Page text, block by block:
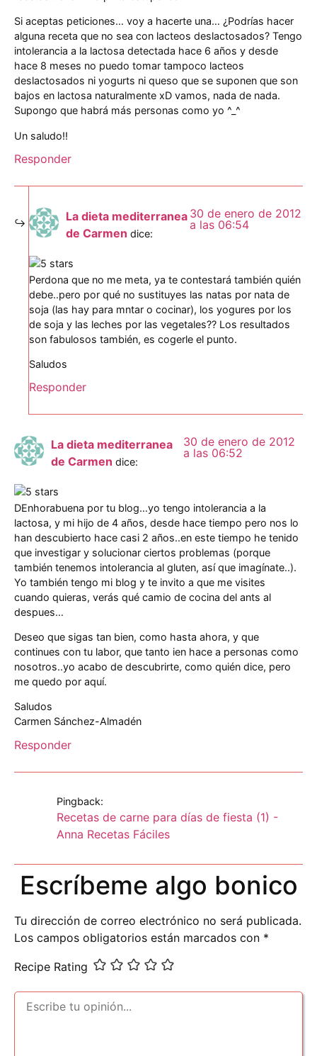
Si aceptas peticiones… voy a hacerte una… ¿Podrías hacer
alguna receta que no sea con lacteos deslactosados? Tengo
intolerancia a la lactosa detectada hace 6 años y desde
hace 8 meses no puedo tomar tampoco lacteos
deslactosados ni yogurts ni queso que se suponen que son
bajos en lactosa naturalmente xD vamos, nada de nada.
Supongo que habrá más personas como yo ^_^
Un saludo!!
Responder
La dieta mediterranea
de Carmen dice:
30 de enero de 2012
a las 06:54
Perdona que no me meta, ya te contestará también quién
debe..pero por qué no sustituyes las natas por nata de
soja (las hay para mntar o cocinar), los yogures por los
de soja y las leches por las vegetales?? Los resultados
son fabulosos también, es cogerle el punto.
Saludos
Responder
La dieta mediterranea
de Carmen dice:
30 de enero de 2012
a las 06:52
DEnhorabuena por tu blog…yo tengo intolerancia a la
lactosa, y mi hijo de 4 años, desde hace tiempo pero nos lo
han descubierto hace casi 2 años..en este tiempo he tenido
que investigar y solucionar ciertos problemas (porque
también tenemos intolerancia al gluten, así que imagínate..).
Yo también tengo mi blog y te invito a que me visites
cuando quieras, verás qué camio de cocina del ants al
despues…
Deseo que sigas tan bien, como hasta ahora, y que
continues con tu labor, que tanto ien hace a personas como
nosotros..yo acabo de descubrirte, como quién dice, pero
me quedo por aquí.
Saludos
Carmen Sánchez-Almadén
Responder
Pingback:
Recetas de carne para días de fiesta (1) -
Anna Recetas Fáciles
Escríbeme algo bonico
Tu dirección de correo electrónico no será publicada.
Los campos obligatorios están marcados con *
Recipe Rating